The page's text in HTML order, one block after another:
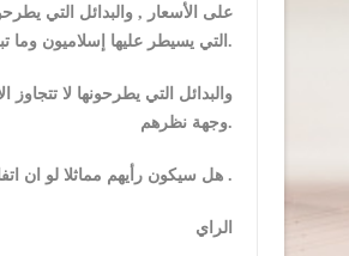
على الأسعار , والبدائل التي
التي يسيطر عليها إسلاميون وما تبقى مما يسمى باليسار.
والبدائل التي يطرحونها لا
وجهة نظرهم.
هل سيكون رأيهم مماثلا لو ان اتفاقية مماثلة وقعت مع سوريا في ظل هيمنة روسية مثلا ؟ .
الراي